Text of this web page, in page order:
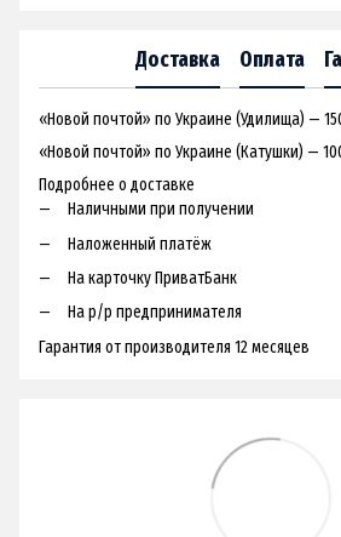
Доставка Оплата
«Новой почтой» по Украине (Удилища) —
«Новой почтой» по Украине (Катушки) —
Подробнее о доставке
Наличными при получении
Наложенный платёж
На карточку ПриватБанк
На р/р предпринимателя
Гарантия от производителя 12 месяцев